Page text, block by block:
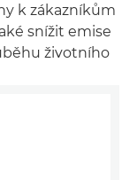
k zákazníkům
snížit emise
životního